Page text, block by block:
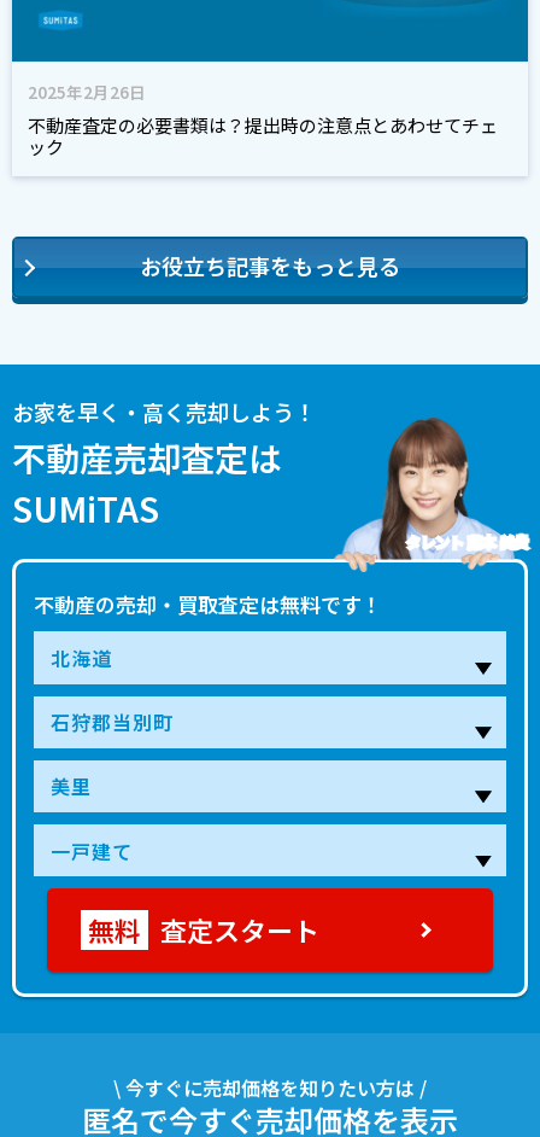
2025年2月26日
不動産査定の必要書類は？提出時の注意点とあわせてチェ
ック
お役立ち記事をもっと見る
お家を早く・高く売却しよう！
不動産売却査定は
SUMiTAS
不動産の売却・買取査定は無料です！
タレント 藤本 美貴
査定スタート
\ 今すぐに売却価格を知りたい方は /
匿名で今すぐ売却価格を表示